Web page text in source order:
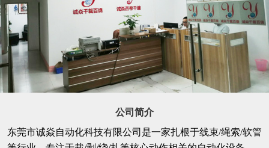
公司简介
东莞市诚焱自动化科技有限公司是一家扎根于线束/绳索/软管